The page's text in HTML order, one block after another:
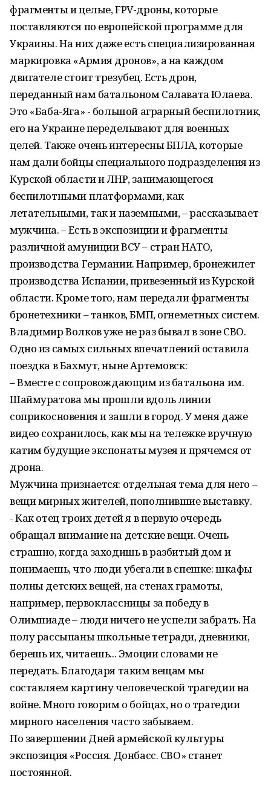
фрагменты и целые, FPV-дроны, которые
поставляются по европейской программе для
Украины. На них даже есть специализированная
маркировка «Армия дронов», а на каждом
двигателе стоит трезубец. Есть дрон,
переданный нам батальоном Салавата Юлаева.
Это «Баба-Яга» - большой аграрный беспилотник,
его на Украине переделывают для военных
целей. Также очень интересны БПЛА, которые
нам дали бойцы специального подразделения из
Курской области и ЛНР, занимающегося
беспилотными платформами, как
летательными, так и наземными, – рассказывает
мужчина. – Есть в экспозиции и фрагменты
различной амуниции ВСУ – стран НАТО,
производства Германии. Например, бронежилет
производства Испании, привезенный из Курской
области. Кроме того, нам передали фрагменты
бронетехники – танков, БМП, огнеметных систем.
Владимир Волков уже не раз бывал в зоне СВО.
Одно из самых сильных впечатлений оставила
поездка в Бахмут, ныне Артемовск:
– Вместе с сопровождающим из батальона им.
Шаймуратова мы прошли вдоль линии
соприкосновения и зашли в город. У меня даже
видео сохранилось, как мы на тележке вручную
катим будущие экспонаты музея и прячемся от
дрона.
Мужчина признается: отдельная тема для него –
вещи мирных жителей, пополнившие выставку.
- Как отец троих детей я в первую очередь
обращал внимание на детские вещи. Очень
страшно, когда заходишь в разбитый дом и
понимаешь, что люди убегали в спешке: шкафы
полны детских вещей, на стенах грамоты,
например, первоклассницы за победу в
Олимпиаде – люди ничего не успели забрать. На
полу рассыпаны школьные тетради, дневники,
берешь их, читаешь... Эмоции словами не
передать. Благодаря таким вещам мы
составляем картину человеческой трагедии на
войне. Много говорим о бойцах, но о трагедии
мирного населения часто забываем.
По завершении Дней армейской культуры
экспозиция «Россия. Донбасс. СВО» станет
постоянной.